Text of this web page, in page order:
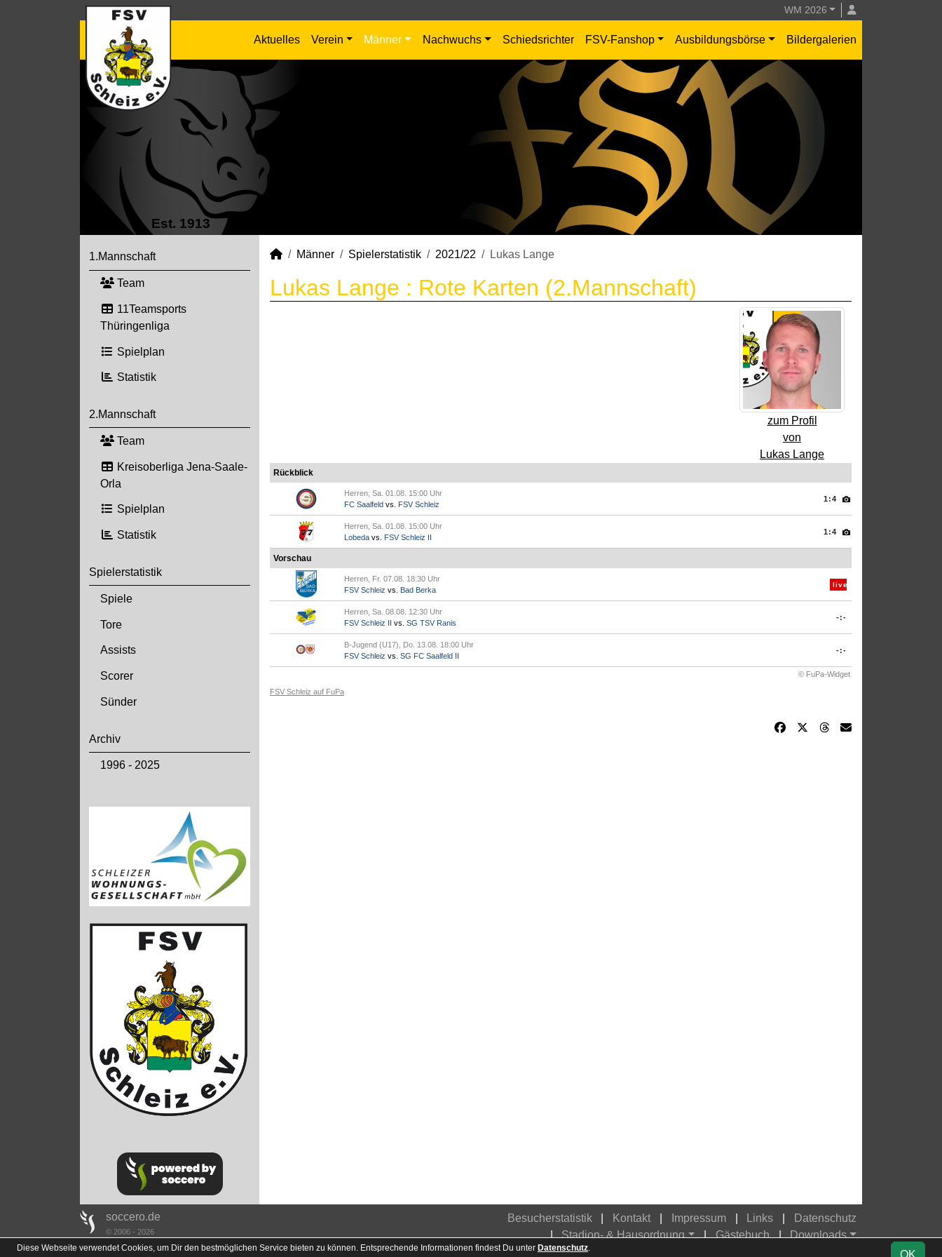
WM 2026
Aktuelles Verein Männer Nachwuchs Schiedsrichter FSV-Fanshop Ausbildungsbörse Bildergalerien
Est. 1913
1.Mannschaft
Team
11Teamsports
Thüringenliga
Spielplan
Statistik
2.Mannschaft
Team
Kreisoberliga Jena-Saale-
Orla
Spielplan
Statistik
Spielerstatistik
Spiele
Tore
Assists
Scorer
Sünder
Archiv
1996 - 2025
Männer Spielerstatistik 2021/22 Lukas Lange
Lukas Lange : Rote Karten (2.Mannschaft)
zum Profil
von
Lukas Lange
Rückblick
Herren, Sa. 01.08. 15:00 Uhr
FC Saalfeld vs. FSV Schleiz
1:4
Herren, Sa. 01.08. 15:00 Uhr
Lobeda vs. FSV Schleiz II
1:4
Vorschau
Herren, Fr. 07.08. 18:30 Uhr
FSV Schleiz vs. Bad Berka
live
Herren, Sa. 08.08. 12:30 Uhr
FSV Schleiz II vs. SG TSV Ranis
-:-
B-Jugend (U17), Do. 13.08. 18:00 Uhr
FSV Schleiz vs. SG FC Saalfeld II
-:-
© FuPa-Widget
FSV Schleiz auf FuPa
soccero.de
© 2006 - 2026
Besucherstatistik Kontakt Impressum Links
Datenschutz
Stadion- & Hausordnung
Gästebuch
Downloads
OK
Diese Webseite verwendet Cookies, um Dir den bestmöglichen Service bieten zu können. Entsprechende Informationen findest Du unter Datenschutz.